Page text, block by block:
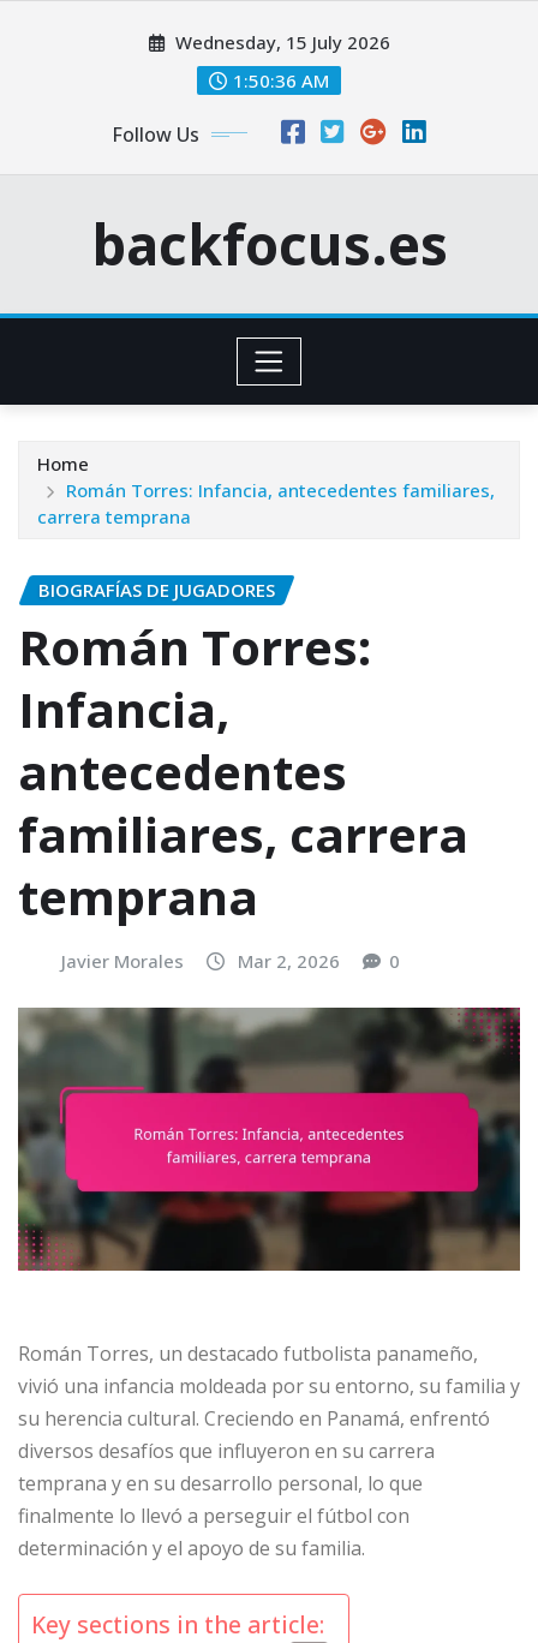
Wednesday, 15 July 2026
1:50:37 AM
Follow Us
backfocus.es
Home
Román Torres: Infancia, antecedentes familiares,
carrera temprana
BIOGRAFÍAS DE JUGADORES
Román Torres:
Infancia,
antecedentes
familiares, carrera
temprana
Javier Morales Mar 2, 2026 0
Román Torres, un destacado futbolista panameño,
vivió una infancia moldeada por su entorno, su familia y
su herencia cultural. Creciendo en Panamá, enfrentó
diversos desafíos que influyeron en su carrera
temprana y en su desarrollo personal, lo que
finalmente lo llevó a perseguir el fútbol con
determinación y el apoyo de su familia.
Key sections in the article: